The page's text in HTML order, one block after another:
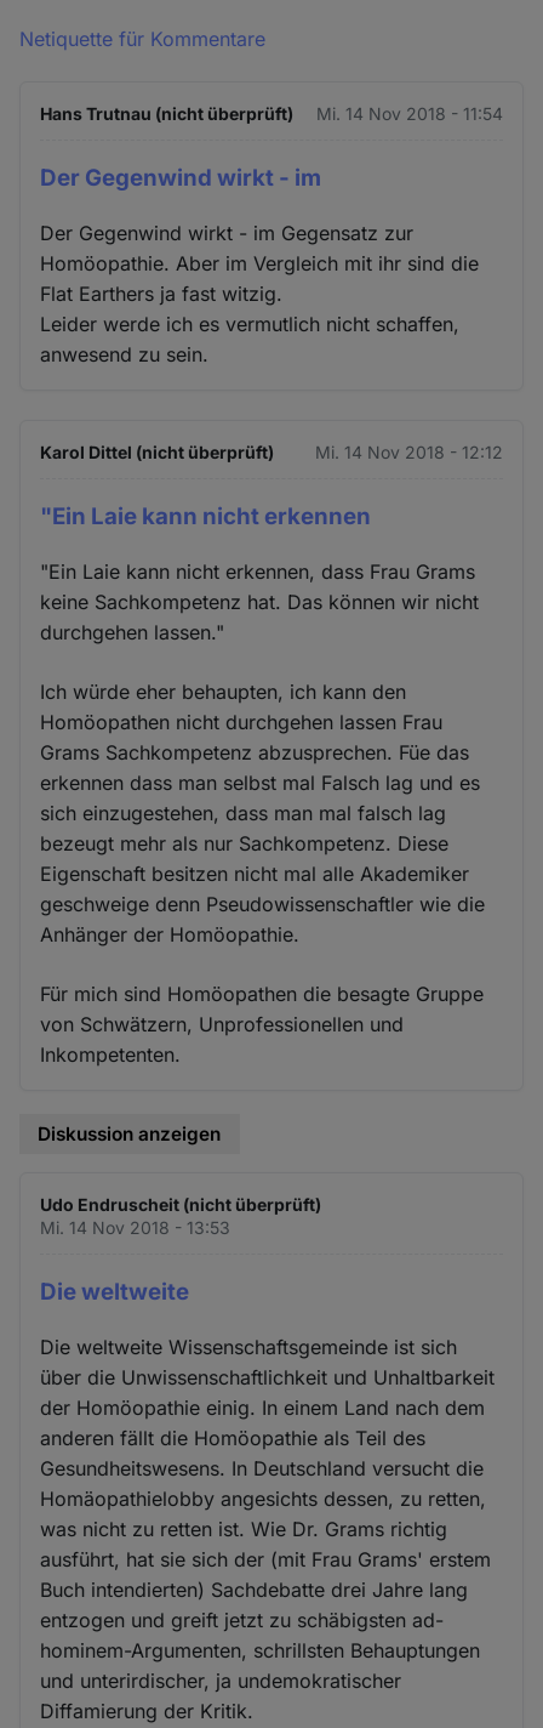
Netiquette für Kommentare
Hans Trutnau (nicht überprüft) Mi. 14 Nov 2018 - 11:54
Der Gegenwind wirkt - im
Der Gegenwind wirkt - im Gegensatz zur
Homöopathie. Aber im Vergleich mit ihr sind die
Flat Earthers ja fast witzig.
Leider werde ich es vermutlich nicht schaffen,
anwesend zu sein.
Karol Dittel (nicht überprüft) Mi. 14 Nov 2018 - 12:12
"Ein Laie kann nicht erkennen
"Ein Laie kann nicht erkennen, dass Frau Grams
keine Sachkompetenz hat. Das können wir nicht
durchgehen lassen."
Ich würde eher behaupten, ich kann den
Homöopathen nicht durchgehen lassen Frau
Grams Sachkompetenz abzusprechen. Füe das
erkennen dass man selbst mal Falsch lag und es
sich einzugestehen, dass man mal falsch lag
bezeugt mehr als nur Sachkompetenz. Diese
Eigenschaft besitzen nicht mal alle Akademiker
geschweige denn Pseudowissenschaftler wie die
Anhänger der Homöopathie.
Für mich sind Homöopathen die besagte Gruppe
von Schwätzern, Unprofessionellen und
Inkompetenten.
Diskussion anzeigen
Udo Endruscheit (nicht überprüft)
Mi. 14 Nov 2018 - 13:53
Die weltweite
Die weltweite Wissenschaftsgemeinde ist sich
über die Unwissenschaftlichkeit und Unhaltbarkeit
der Homöopathie einig. In einem Land nach dem
anderen fällt die Homöopathie als Teil des
Gesundheitswesens. In Deutschland versucht die
Homäopathielobby angesichts dessen, zu retten,
was nicht zu retten ist. Wie Dr. Grams richtig
ausführt, hat sie sich der (mit Frau Grams' erstem
Buch intendierten) Sachdebatte drei Jahre lang
entzogen und greift jetzt zu schäbigsten ad-
hominem-Argumenten, schrillsten Behauptungen
und unterirdischer, ja undemokratischer
Diffamierung der Kritik.